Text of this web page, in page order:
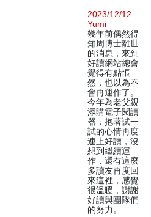
2023/12/12
Yumi
幾年前偶然得
知周博士離世
的消息，來到
好讀網站總會
覺得有點悵
然，也以為不
會再運作了。
今年為老父親
添購電子閱讀
器，抱著試一
試的心情再度
連上好讀，沒
想到繼續運
作，還有這麼
多讀友再度回
來這裡，感覺
很溫暖，謝謝
好讀與團隊們
的努力。